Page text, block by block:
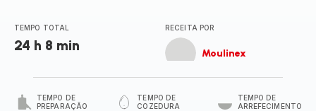
TEMPO TOTAL
24 h 8 min
RECEITA POR
Moulinex
TEMPO DE
PREPARAÇÃO
TEMPO DE
COZEDURA
TEMPO DE
ARREFECIMENTO